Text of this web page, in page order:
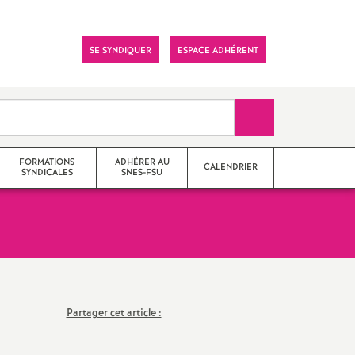
SE SYNDIQUER ESPACE ADHÉRENT
FORMATIONS
SYNDICALES
ADHÉRER AU
SNES-FSU
CALENDRIER
Partager cet article :